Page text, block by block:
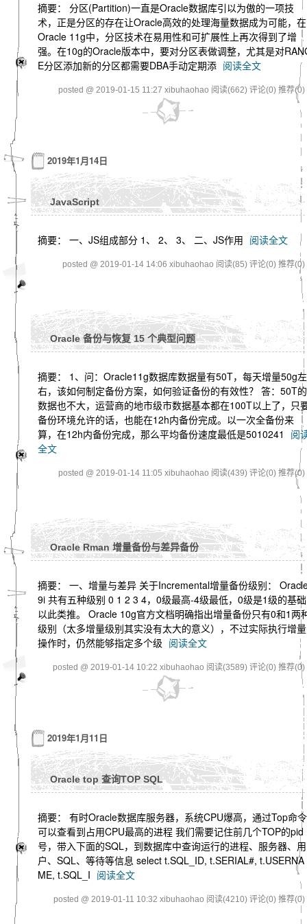
摘要： 分区(Partition)一直是Oracle数据库引以为傲的一项技
术，正是分区的存在让Oracle高效的处理海量数据成为可能，在
Oracle 11g中，分区技术在易用性和可扩展性上再次得到了增
强。在10g的Oracle版本中，要对分区表做调整，尤其是对
E分区添加新的分区都需要DBA手动定期添 阅读全文
posted @ 2019-01-15 11:27 xibuhaohao 阅读(662) 评论(0) 推荐(0)
2019年1月14日
JavaScript
摘要： 一、JS组成部分 1、 2、 3、 二、JS作用 阅读全文
posted @ 2019-01-14 14:06 xibuhaohao 阅读(85) 评论(0) 推荐(0)
Oracle 备份与恢复 15 个典型问题
摘要： 1、问：Oracle11g数据库数据量有50T，每天增量50g左
右，该如何制定备份方案，如何验证备份的有效性？ 答：50T的
数据也不大，运营商的地市级市数据基本都在100T以上了，只
备份环境允许的话，也能在12h内备份完成。以一次全备份来
算，在12h内备份完成，那么平均备份速度最低是5010241
阅
全文
posted @ 2019-01-14 11:05 xibuhaohao 阅读(439) 评论(0) 推荐(0)
Oracle Rman 增量备份与差异备份
摘要： 一、增量与差异 关于Incremental增量备份级别：
9i 共有五种级别 0 1 2 3 4，0级最高-4级最低，0级是1级的基础
以此类推。 Oracle 10g官方文档明确指出增量备份只有0和1两
级别（太多增量级别其实没有太大的意义），不过实际执行增量
操作时，仍然能够指定多个级 阅读全文
posted @ 2019-01-14 10:22 xibuhaohao 阅读(3589) 评论(0) 推荐(0)
2019年1月11日
Oracle top 查询TOP SQL
摘要： 有时Oracle数据库服务器，系统CPU爆高，通过Top命令
可以查看到占用CPU最高的进程 我们需要记住前几个TOP的pid
号，带入下面的SQL，到数据库中查询运行的进程、服务器、用
户、SQL、等待等信息 select t.SQL_ID, t.SERIAL#, t.USERNA
ME, t.SQL_I 阅读全文
posted @ 2019-01-11 10:32 xibuhaohao 阅读(4210) 评论(0) 推荐(0)